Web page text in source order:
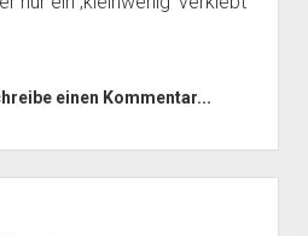
einen Kommentar...